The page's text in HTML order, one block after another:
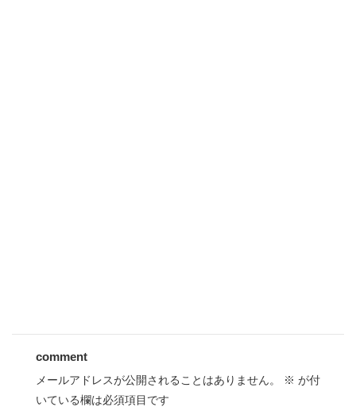
comment
メールアドレスが公開されることはありません。 ※ が付
いている欄は必須項目です